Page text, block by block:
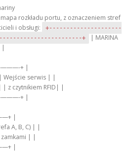
rozkładu portu, z oznaczeniem stref
i obsługi:
+---------------------
+
| MARINA
|
+ |
Wejście serwis | |
| z czytnikiem RFID| |
+ |
|
A, B, C) | |
| |
|